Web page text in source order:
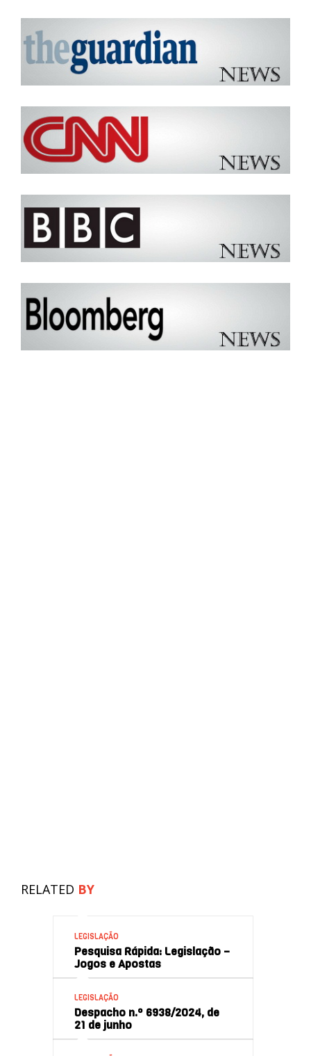
RELATED BY
LEGISLAÇÃO
Pesquisa Rápida: Legislação –
Jogos e Apostas
LEGISLAÇÃO
Despacho n.º 6938/2024, de
21 de junho